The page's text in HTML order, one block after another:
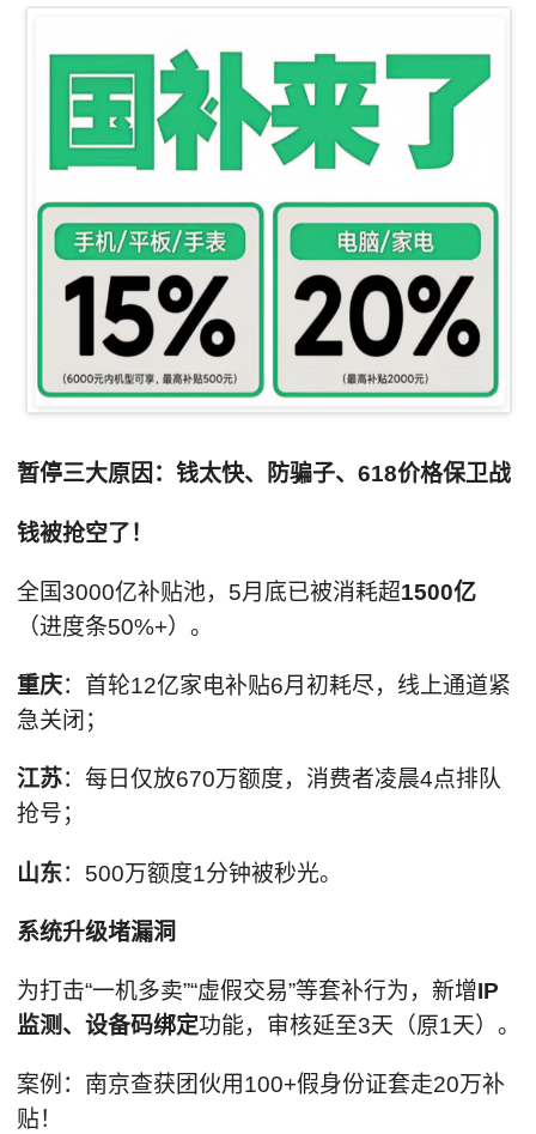
暂停三大原因：钱太快、防骗子、618价格保卫战
钱被抢空了！
全国3000亿补贴池，5月底已被消耗超1500亿
（进度条50%+）。
重庆：首轮12亿家电补贴6月初耗尽，线上通道紧
急关闭；
江苏：每日仅放670万额度，消费者凌晨4点排队
抢号；
山东：500万额度1分钟被秒光。
系统升级堵漏洞
为打击“一机多卖”“虚假交易”等套补行为，新增IP
监测、设备码绑定功能，审核延至3天（原1天）。
案例：南京查获团伙用100+假身份证套走20万补
贴！